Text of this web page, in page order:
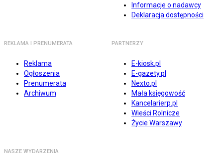
Informacje o nadawcy
Deklaracja dostępności
REKLAMA I PRENUMERATA
Reklama
Ogłoszenia
Prenumerata
Archiwum
PARTNERZY
E-kiosk.pl
E-gazety.pl
Nexto.pl
Mała księgowość
Kancelarierp.pl
Wieści Rolnicze
Życie Warszawy
NASZE WYDARZENIA